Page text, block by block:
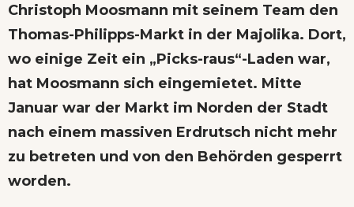
Christoph Moosmann mit seinem Team den
Thomas-Philipps-Markt in der Majolika. Dort,
wo einige Zeit ein „Picks-raus“-Laden war,
hat Moosmann sich eingemietet. Mitte
Januar war der Markt im Norden der Stadt
nach einem massiven Erdrutsch nicht mehr
zu betreten und von den Behörden gesperrt
worden.